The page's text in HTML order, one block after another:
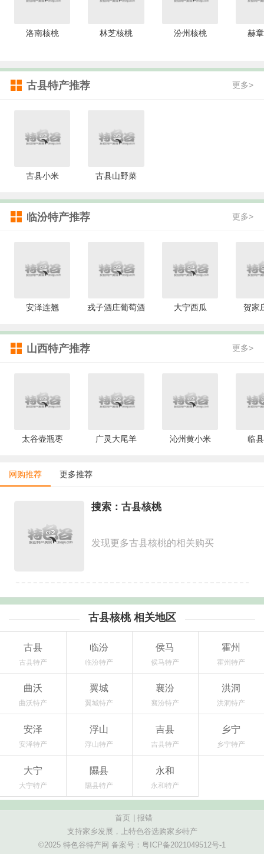
洛南核桃 林芝核桃 汾州核桃 赫
古县特产推荐 更多>
古县小米 古县山野菜
临汾特产推荐 更多>
安泽连翘 戎子酒庄葡萄酒 大宁西瓜 贺家
山西特产推荐 更多>
太谷壶瓶枣 广灵大尾羊 沁州黄小米 临
网购推荐 更多推荐
搜索：古县核桃
发现更多古县核桃的相关购买
古县核桃 相关地区
古县
古县特产
临汾
临汾特产
侯马
侯马特产
霍州
霍州特产
曲沃
曲沃特产
翼城
翼城特产
襄汾
襄汾特产
洪洞
洪洞特产
安泽
安泽特产
浮山
浮山特产
吉县
吉县特产
乡宁
乡宁特产
大宁
大宁特产
隰县
隰县特产
永和
永和特产
首页
报错
支持家乡发展，上特色谷选购家乡特产
©2025 特色谷特产网 备案号： 粤ICP备2021049512号-1